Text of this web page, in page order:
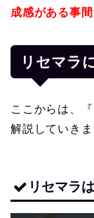
成感がある事
リセマラ
ここからは、
解説していきま
リセマラ